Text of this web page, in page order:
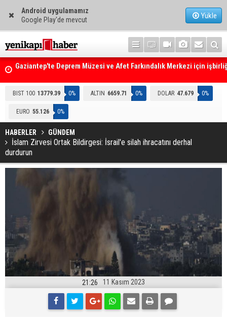
Android uygulamamız
Google Play'de mevcut
Yükle
Gaziantep'te Deprem Müzesi ve Afet Farkındalık Merkezi için
protokolü imzalandı
Resmi Gazete'de Bugün
BIST 100 13779.39 0% ALTIN 6659.71 0% DOLAR 47.679 0%
EURO 55.126 0%
HABERLER GÜNDEM
İslam Zirvesi Ortak Bildirgesi: İsrail'e silah ihracatını derhal
durdurun
21:26 11 Kasım 2023